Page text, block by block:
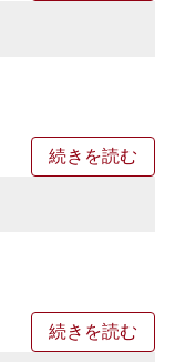
続きを読む
続きを読む